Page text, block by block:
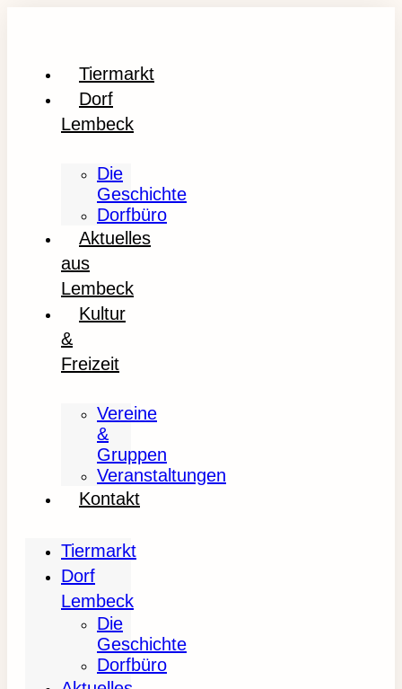
Tiermarkt
Dorf
Lembeck
Die
Geschichte
Dorfbüro
Aktuelles
aus
Lembeck
Kultur
&
Freizeit
Vereine
&
Gruppen
Veranstaltungen
Kontakt
Tiermarkt
Dorf
Lembeck
Die
Geschichte
Dorfbüro